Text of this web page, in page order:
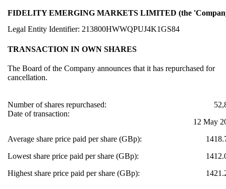
FIDELITY EMERGING MARKETS LIMITED (the
Legal Entity Identifier: 213800HWWQPUJ4K1GS84
TRANSACTION IN OWN SHARES
The Board of the Company announces that it has repurchased for
cancellation.
Number of shares repurchased:
Date of transaction:
12 May
Average share price paid per share (GBp):
Lowest share price paid per share (GBp):
Highest share price paid per share (GBp):